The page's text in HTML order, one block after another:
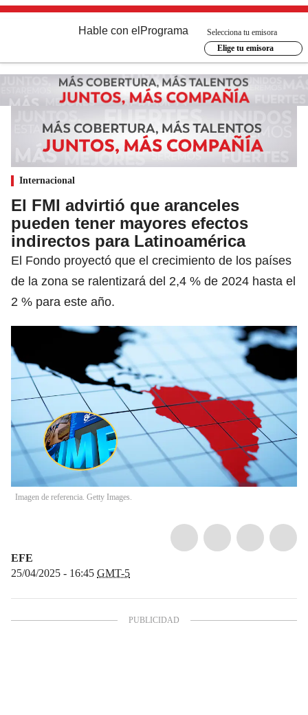
Hable con el Programa
Selecciona tu emisora
Elige tu emisora
Internacional
El FMI advirtió que aranceles
pueden tener mayores efectos
indirectos para Latinoamérica
El Fondo proyectó que el crecimiento de los países
de la zona se ralentizará del 2,4 % de 2024 hasta el
2 % para este año.
Imagen de referencia. Getty Images.
EFE
25/04/2025 - 16:45 GMT-5